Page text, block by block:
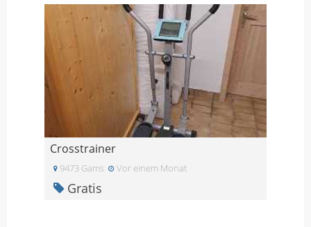
Crosstrainer
9473 Gams Vor einem Monat
Gratis